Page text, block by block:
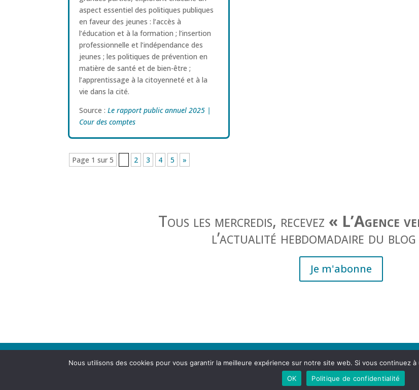
aspect essentiel des politiques publiques
en faveur des jeunes : l’accès à
l’éducation et à la formation ; l’insertion
professionnelle et l’indépendance des
jeunes ; les politiques de prévention en
matière de santé et de bien-être ;
l’apprentissage à la citoyenneté et à la
vie dans la cité.
Source :Le rapport public annuel 2025 |
Cour des comptes
Page 1 sur 5 2 3 4 5 »
Tous les mercredis, recevez « L’Agence
l’actualité hebdomadaire du
Je m'abonne
Agence d'urbanisme de la région grenobloise 21, rue Lesdiguières 38000 Grenoble
Nous utilisons des cookies pour vous garantir la meilleure expérience sur notre site web. Si vous continuez
OK
Politique de confidentialité